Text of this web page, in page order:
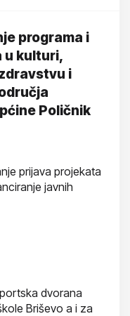
programa i
u kulturi,
i
Poličnik
prijava projekata
javnih
dvorana
Briševo a i za